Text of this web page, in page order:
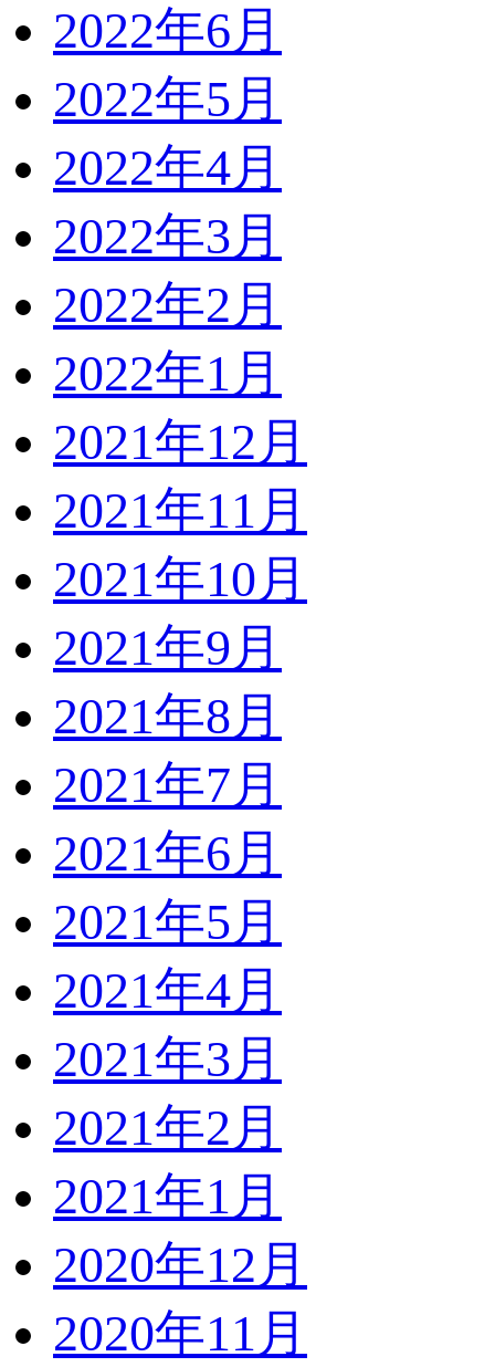
2022年6月
2022年5月
2022年4月
2022年3月
2022年2月
2022年1月
2021年12月
2021年11月
2021年10月
2021年9月
2021年8月
2021年7月
2021年6月
2021年5月
2021年4月
2021年3月
2021年2月
2021年1月
2020年12月
2020年11月